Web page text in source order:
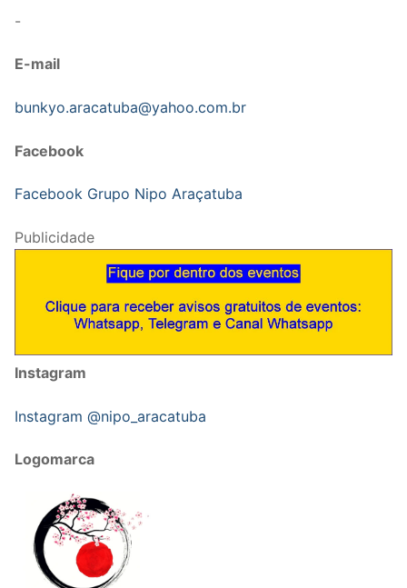
-
E-mail
bunkyo.aracatuba@yahoo.com.br
Facebook
Facebook Grupo Nipo Araçatuba
Publicidade
Instagram
Instagram @nipo_aracatuba
Logomarca